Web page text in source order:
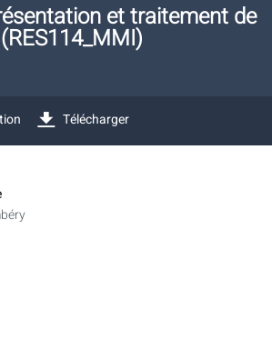
et traitement de
Télécharger